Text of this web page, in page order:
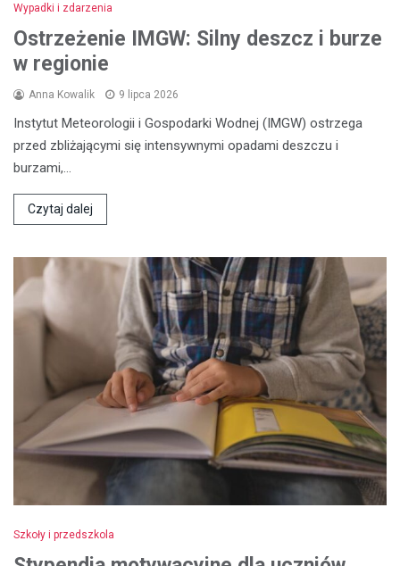
Wypadki i zdarzenia
Ostrzeżenie IMGW: Silny deszcz i burze
w regionie
Anna Kowalik 9 lipca 2026
Instytut Meteorologii i Gospodarki Wodnej (IMGW) ostrzega
przed zbliżającymi się intensywnymi opadami deszczu i
burzami,…
Czytaj dalej
Szkoły i przedszkola